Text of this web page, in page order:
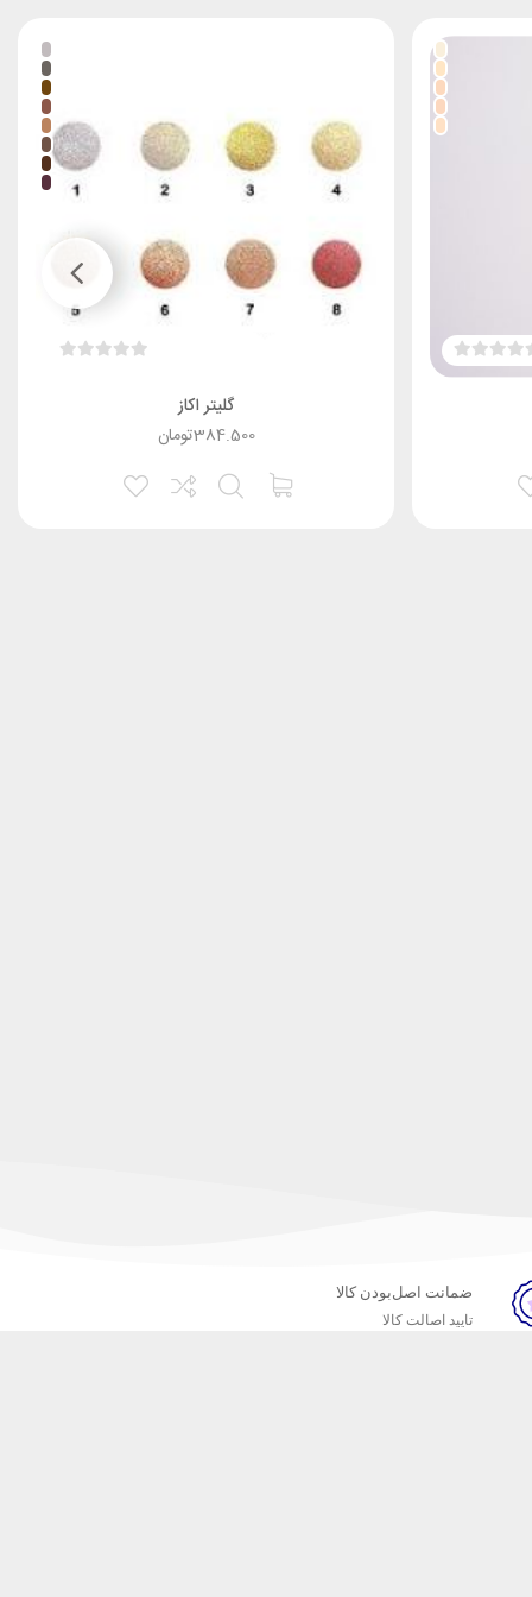
گلیتر اکاز
تومان384.500
ضمانت اصل‌بودن کالا
تایید اصالت کالا